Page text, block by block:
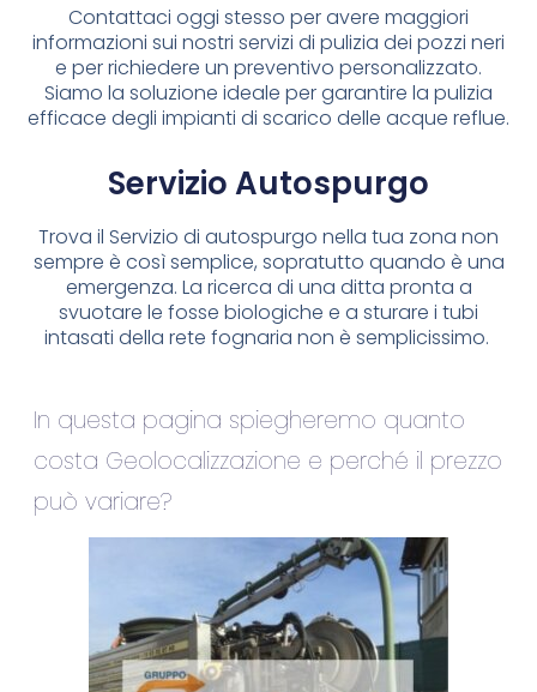
Contattaci oggi stesso per avere maggiori
informazioni sui nostri servizi di pulizia dei pozzi neri
e per richiedere un preventivo personalizzato.
Siamo la soluzione ideale per garantire la pulizia
efficace degli impianti di scarico delle acque reflue.
Servizio Autospurgo
Trova il Servizio di autospurgo nella tua zona non
sempre è così semplice, sopratutto quando è una
emergenza. La ricerca di una ditta pronta a
svuotare le fosse biologiche e a sturare i tubi
intasati della rete fognaria non è semplicissimo.
In questa pagina spiegheremo quanto
costa Geolocalizzazione e perché il prezzo
può variare?